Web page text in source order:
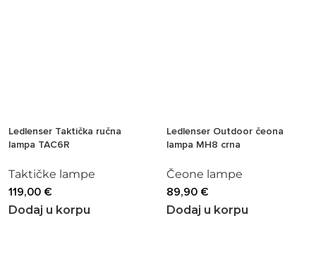
Ledlenser Taktička ručna
lampa TAC6R
Taktičke lampe
119,00 €
Dodaj u korpu
Ledlenser Outdoor čeona
lampa MH8 crna
Čeone lampe
89,90 €
Dodaj u korpu